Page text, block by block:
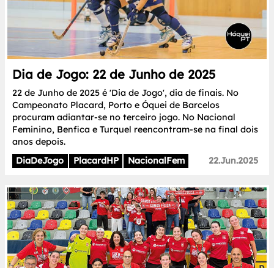
Dia de Jogo: 22 de Junho de 2025
22 de Junho de 2025 é 'Dia de Jogo', dia de finais. No
Campeonato Placard, Porto e Óquei de Barcelos
procuram adiantar-se no terceiro jogo. No Nacional
Feminino, Benfica e Turquel reencontram-se na final dois
anos depois.
DiaDeJogo
PlacardHP NacionalFem 22.Jun.2025